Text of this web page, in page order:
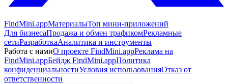
FindMini.appМатериалыТоп мини-приложений
Для бизнесаПродажа и обмен трафикомРекламные
сетиРазработкаАналитика и инструменты
Работа с намиО проекте FindMini.appРеклама на
FindMini.appБейдж FindMini.appПолитика
конфиденциальностиУсловия использованияОтказ от
ответственности